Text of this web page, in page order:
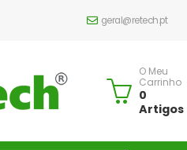
geral@retech.pt
O Meu
Carrinho
0
Artigos